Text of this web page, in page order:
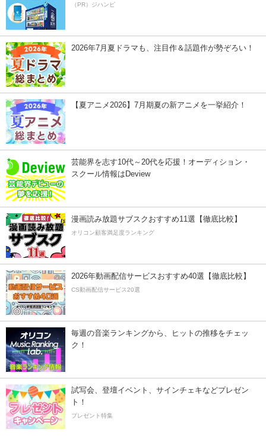
（PR）ジハンピ
2026年7月夏ドラマも、注目作＆話題作が勢ぞろい！
【夏アニメ2026】7月期夏の新アニメを一挙紹介！
芸能界を志す10代～20代を応援！オーディション・
スクール情報はDeview
漫画読み放題サブスクおすすめ11選【徹底比較】
オリコン顧客満足度ランキング
2026年動画配信サービスおすすめ40選【徹底比較】
CS動画配信サービス20選
毎週の音楽ランキングから、ヒットの推移をチェッ
ク！
試写会、登壇イベント、サインチェキなどプレゼン
ト！
プレゼント特集